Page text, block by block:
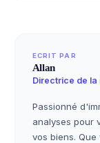
ECRIT PAR
Allan
Directrice de la
Passionné
analyses pour
vos biens.